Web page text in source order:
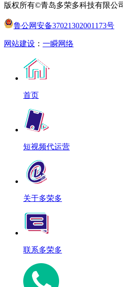
版权所有©青岛多荣多科技有限公
鲁公网安备37021302001173号
网站建设 ： 一瞬网络
首页
短视频代运营
关于多荣多
联系多荣多